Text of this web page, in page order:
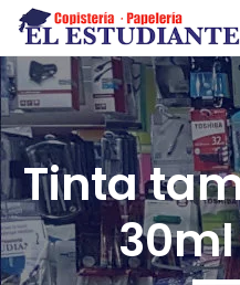
El Estudiante
Copistería
Papelería
Tinta